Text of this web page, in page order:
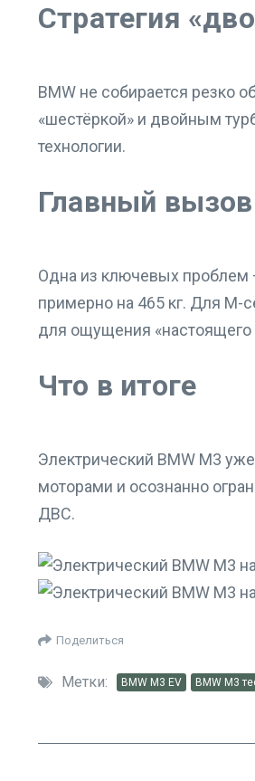
Стратегия
BMW не собирается резко
«шестёркой» и двойным
технологии.
Главный
Одна из ключевых проблем
примерно на 465 кг. Для M-
для ощущения «настоящего
Что в итоге
Электрический BMW M3
моторами и осознанно
ДВС.
Поделиться
Метки: BMW M3 EV BMW M3